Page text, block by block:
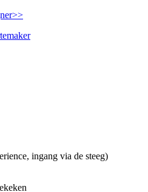
ingang via de steeg)